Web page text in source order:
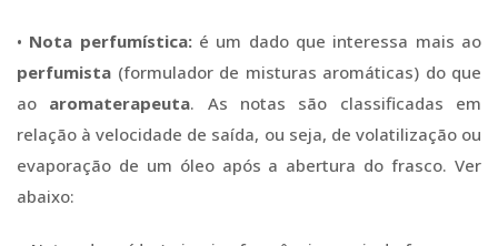
• Nota perfumística:é um dado que interessa mais ao
perfumista (formulador de misturas aromáticas) do que
ao aromaterapeuta. As notas são classificadas em
relação à velocidade de saída, ou seja, de volatilização ou
evaporação de um óleo após a abertura do frasco. Ver
abaixo: